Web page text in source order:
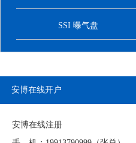
SSI 曝气盘
安博在线开户
安博在线注册